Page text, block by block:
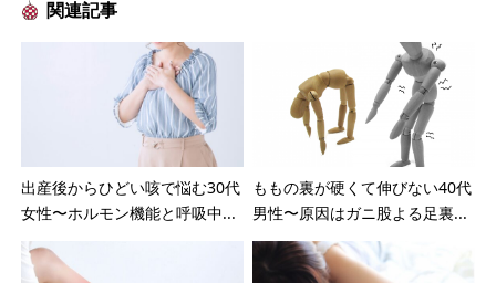
関連記事
出産後からひどい咳で悩む30代
女性〜ホルモン機能と呼吸中...
ももの裏が硬くて伸びない40代
男性〜原因はガニ股よる足裏...